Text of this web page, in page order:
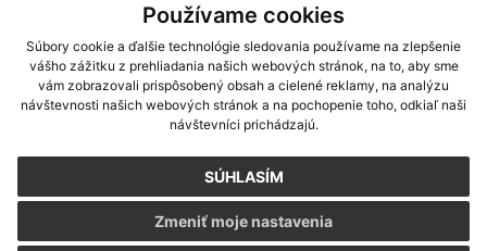
Používame cookies
Súbory cookie a ďalšie technológie sledovania používame na zlepšenie
vášho zážitku z prehliadania našich webových stránok, na to, aby sme
vám zobrazovali prispôsobený obsah a cielené reklamy, na analýzu
návštevnosti našich webových stránok a na pochopenie toho, odkiaľ naši
návštevníci prichádzajú.
SÚHLASÍM
Zmeniť moje nastavenia
využite možnosť získavania aktuálnych informácií s využitím RSS
CMS systém (redakčný) systém ECHELON 2,Mapa stránok,web portál
webex.digital, s.r.o.,domény,registrácia domény
Posledná aktualizácia:05.08.2026
Vytlačiť stránku|Vyhlásenie o prístupnosti